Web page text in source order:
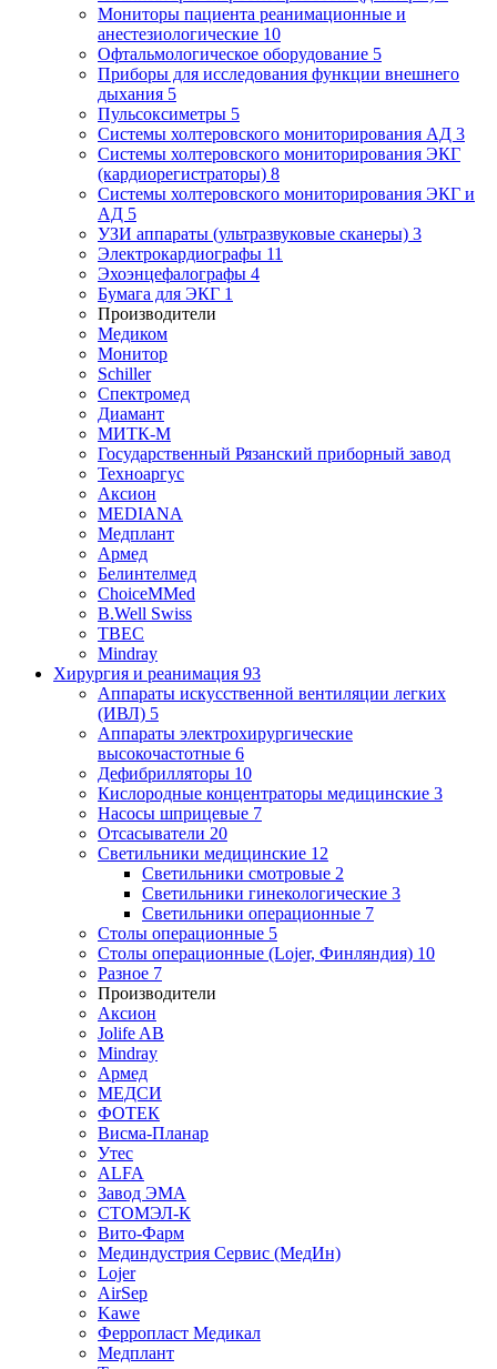
Мониторы пациента реанимационные и
анестезиологические 10
Офтальмологическое оборудование 5
Приборы для исследования функции внешнего
дыхания 5
Пульсоксиметры 5
Системы холтеровского мониторирования АД 3
Системы холтеровского мониторирования ЭКГ
(кардиорегистраторы) 8
Системы холтеровского мониторирования ЭКГ и
АД 5
УЗИ аппараты (ультразвуковые сканеры) 3
Электрокардиографы 11
Эхоэнцефалографы 4
Бумага для ЭКГ 1
Производители
Медиком
Монитор
Schiller
Спектромед
Диамант
МИТК-М
Государственный Рязанский приборный завод
Техноаргус
Аксион
MEDIANA
Медплант
Армед
Белинтелмед
ChoiceMMed
B.Well Swiss
ТВЕС
Mindray
Хирургия и реанимация 93
Аппараты искусственной вентиляции легких
(ИВЛ) 5
Аппараты электрохирургические
высокочастотные 6
Дефибрилляторы 10
Кислородные концентраторы медицинские 3
Насосы шприцевые 7
Отсасыватели 20
Светильники медицинские 12
Светильники смотровые 2
Светильники гинекологические 3
Светильники операционные 7
Столы операционные 5
Столы операционные (Lojer, Финляндия) 10
Разное 7
Производители
Аксион
Jolife AB
Mindray
Армед
МЕДСИ
ФОТЕК
Висма-Планар
Утес
ALFA
Завод ЭМА
СТОМЭЛ-К
Вито-Фарм
Мединдустрия Сервис (МедИн)
Lojer
AirSep
Kawe
Ферропласт Медикал
Медплант